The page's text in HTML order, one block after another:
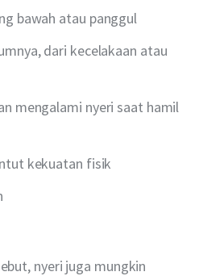
bawah atau panggul
dari kecelakaan atau
mengalami nyeri saat hamil
kekuatan fisik
nyeri juga mungkin